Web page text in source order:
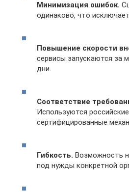
Минимизация ошибок.
одинаково, что
Повышение скорости
сервисы запускаются за
дни.
Соответствие
Используются
сертифицированные
Гибкость. Возможность
под нужды конкретной